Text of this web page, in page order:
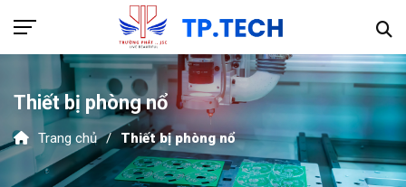
Hotline 089.915.9595
Thiết bị phòng nổ
Trang chủ Thiết bị phòng nổ